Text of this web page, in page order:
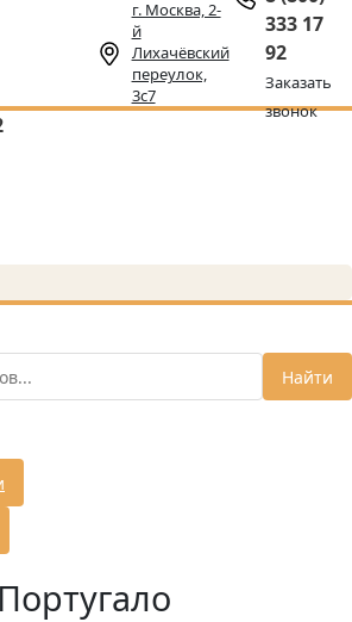
г. Москва, 2-
й
Лихачёвский
переулок,
3с7
333 17
92
Заказать
звонок
Найти